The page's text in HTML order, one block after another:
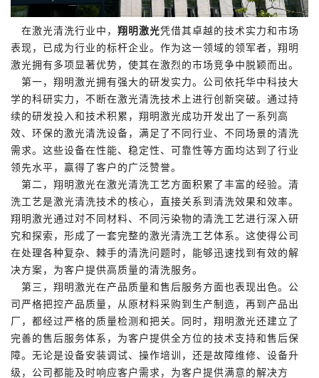
在激光清洗行业中， 翔明激光凭借其卓越的技术实力和市场
表现，已成为行业的标杆企业。作为这一领域的领军者，翔明
激光拥有多项显著优势，使其在激烈的市场竞争中脱颖而出。
第一，翔明激光拥有强大的研发实力。公司依托华中科技大
学的科研实力，不断在激光清洗技术上进行创新突破。通过持
续的研发投入和技术积累，翔明激光成功开发出了一系列高
效、环保的激光清洗设备，满足了不同行业、不同场景的清洗
需求。这些设备在性能、稳定性、可靠性等方面均达到了行业
领先水平，赢得了客户的广泛赞誉。
第二，翔明激光在激光清洗工艺方面积累了丰富的经验。清
洗工艺是激光清洗技术的核心，直接关系到清洗效果和效率。
翔明激光通过对不同材料、不同污染物的清洗工艺进行深入研
究和探索，形成了一套完整的激光清洗工艺体系。这使得公司
在处理各种复杂、棘手的清洗问题时，能够迅速找到有效的解
决方案，为客户提供高质量的清洗服务。
第三，翔明激光在产品质量和售后服务方面也表现出色。公
司严格把控产品质量，从原材料采购到生产制造，再到产品出
厂，都经过严格的质量检测和把关。同时，翔明激光还建立了
完善的售后服务体系，为客户提供全方位的技术支持和售后保
障。无论是设备安装调试、操作培训，还是故障维修、设备升
级，公司都能及时响应客户需求，为客户提供满意的解决方